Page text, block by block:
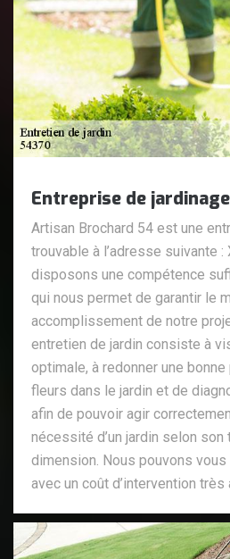
Entreprise de
Artisan Brochard 54 est une
trouvable à l’adresse suivante
disposons une compétence
qui nous permet de garantir le
accomplissement de notre
entretien de jardin consiste à
optimale, à redonner une
fleurs dans le jardin et de
afin de pouvoir agir
nécessité d’un jardin selon
dimension. Nous pouvons
avec un coût d’intervention très